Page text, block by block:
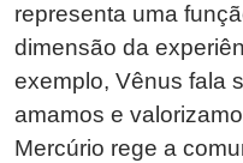
representa uma
dimensão da
exemplo, Vênus fala
amamos e
Mercúrio rege a